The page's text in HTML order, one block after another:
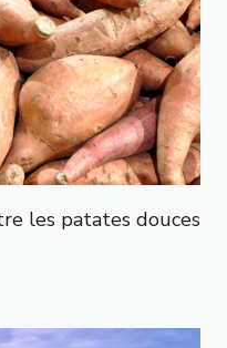
les patates douces